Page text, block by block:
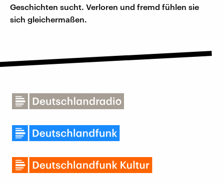
Geschichten sucht. Verloren und fremd fühlen sie
sich gleichermaßen.